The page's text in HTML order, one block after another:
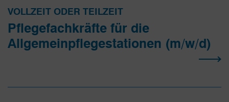
VOLLZEIT ODER TEILZEIT
Pflegefachkräfte für die
Allgemeinpflegestationen (m/w/d)